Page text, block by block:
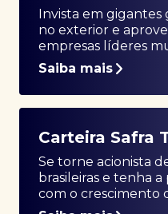
Invista em gigantes
no exterior e
empresas líderes
Saiba mais
Carteira Safra
Se torne acionista
brasileiras e tenha
com o crescimento